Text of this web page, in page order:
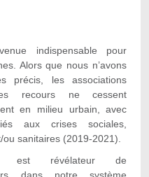
indispensable pour
Alors que nous n’avons
précis, les associations
recours ne cessent
en milieu urbain, avec
aux crises sociales,
sanitaires (2019-2021).
est révélateur de